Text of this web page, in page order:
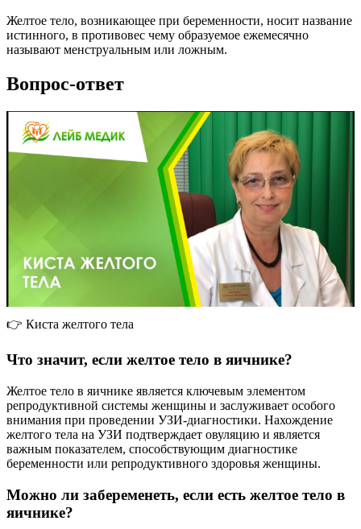
Желтое тело, возникающее при беременности, носит название
истинного, в противовес чему образуемое ежемесячно
называют менструальным или ложным.
Вопрос-ответ
👉 Киста желтого тела
Что значит, если желтое тело в яичнике?
Желтое тело в яичнике является ключевым элементом
репродуктивной системы женщины и заслуживает особого
внимания при проведении УЗИ-диагностики. Нахождение
желтого тела на УЗИ подтверждает овуляцию и является
важным показателем, способствующим диагностике
беременности или репродуктивного здоровья женщины.
Можно ли забеременеть, если есть желтое тело в
яичнике?